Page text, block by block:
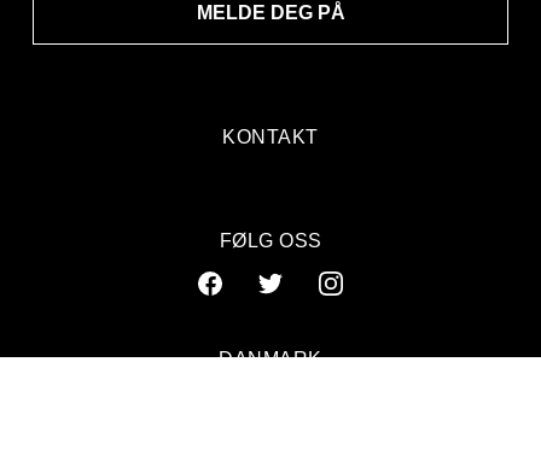
KONTAKT
MELDE DEG PÅ
FØLG OSS
DANMARK